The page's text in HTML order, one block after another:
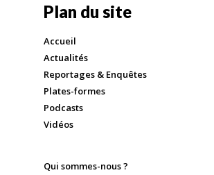
Plan du site
Accueil
Actualités
Reportages & Enquêtes
Plates-formes
Podcasts
Vidéos
Qui sommes-nous ?